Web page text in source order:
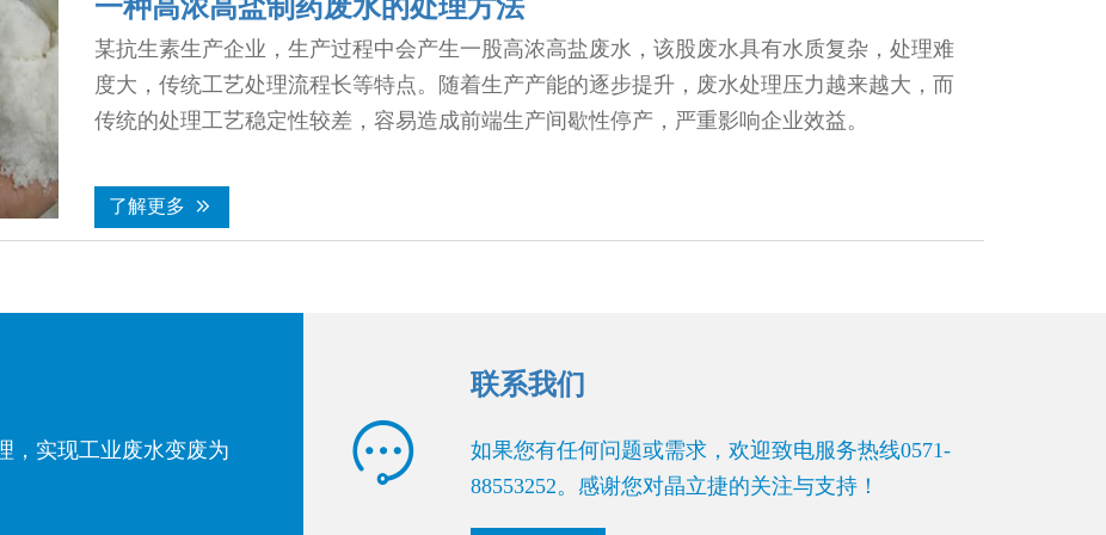
一种高浓高盐制药废水的处理方法
某抗生素生产企业，生产过程中会产生一股高浓高盐废水，该股废水具有水质复杂，处理难
度大，传统工艺处理流程长等特点。随着生产产能的逐步提升，废水处理压力越来越大，而
传统的处理工艺稳定性较差，容易造成前端生产间歇性停产，严重影响企业效益。
了解更多
 
，实现工业废水变废为

联系我们
如果您有任何问题或需求，欢迎致电服务热线0571-
88553252。感谢您对晶立捷的关注与支持！